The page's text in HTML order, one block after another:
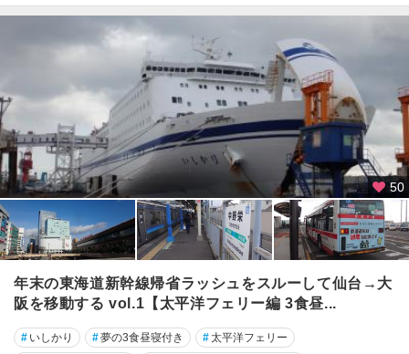
50
年末の東海道新幹線帰省ラッシュをスルーして仙台→大
阪を移動する vol.1【太平洋フェリー編 3食昼...
# いしかり #夢の3食昼寝付き #太平洋フェリー